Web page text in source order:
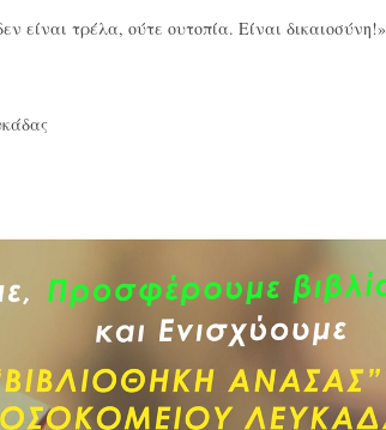
είναι τρέλα, ούτε ουτοπία. Είναι δικαιοσύνη!»